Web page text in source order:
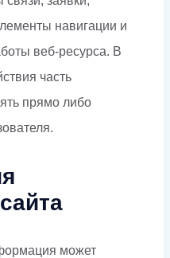
навигации и
веб-ресурса. В
часть
прямо либо
может